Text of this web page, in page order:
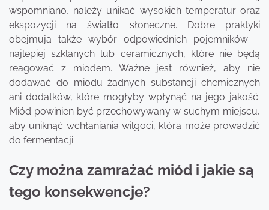
wspomniano, należy unikać wysokich temperatur oraz
ekspozycji na światło słoneczne. Dobre praktyki
obejmują także wybór odpowiednich pojemników –
najlepiej szklanych lub ceramicznych, które nie będą
reagować z miodem. Ważne jest również, aby nie
dodawać do miodu żadnych substancji chemicznych
ani dodatków, które mogłyby wpłynąć na jego jakość.
Miód powinien być przechowywany w suchym miejscu,
aby uniknąć wchłaniania wilgoci, która może prowadzić
do fermentacji.
Czy można zamrażać miód i jakie są
tego konsekwencje?